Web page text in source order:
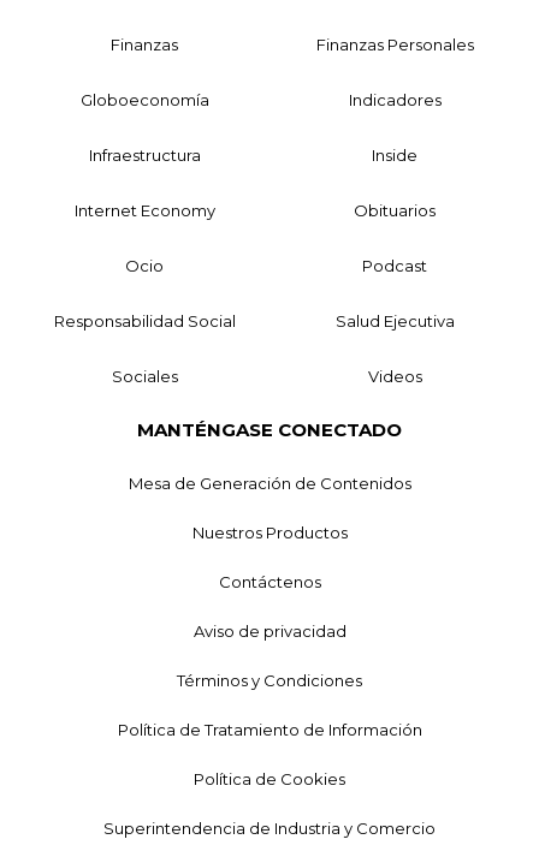
Finanzas Finanzas Personales
Globoeconomía Indicadores
Infraestructura Inside
Internet Economy Obituarios
Ocio Podcast
Responsabilidad Social Salud Ejecutiva
Sociales Videos
MANTÉNGASE CONECTADO
Mesa de Generación de Contenidos
Nuestros Productos
Contáctenos
Aviso de privacidad
Términos y Condiciones
Política de Tratamiento de Información
Política de Cookies
Superintendencia de Industria y Comercio